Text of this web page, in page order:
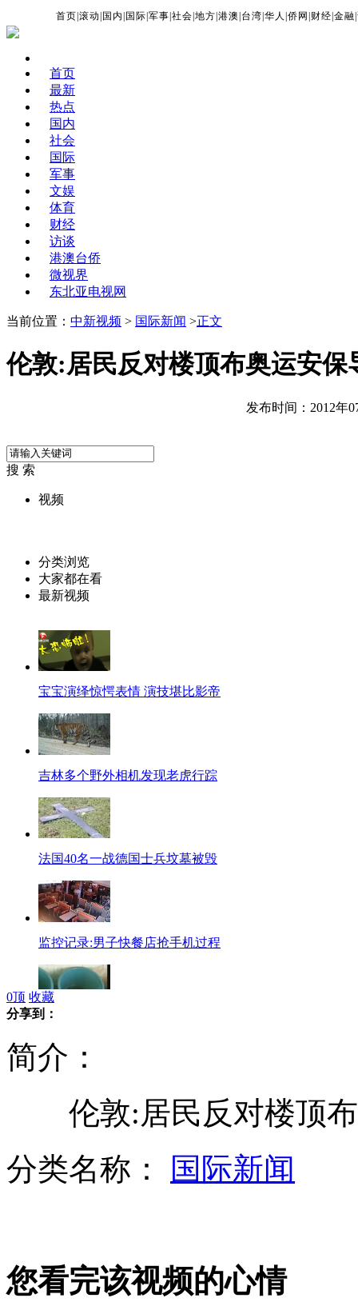
首页 |滚动 国内 国际 |军事 |社会 |地方 |港澳 台湾 |华人 |侨网 财经 |金融 |
首页
最新
热点
国内
社会
国际
军事
文娱
体育
财经
访谈
港澳台侨
微视界
东北亚电视网
当前位置： 中新视频 > 国际新闻 >正文
伦敦:居民反对楼顶布奥运安保
发布时间：2012年
搜 索
视频
分类浏览
大家都在看
最新视频
宝宝演绎惊愕表情 演技堪比影帝
吉林多个野外相机发现老虎行踪
法国40名一战德国士兵坟墓被毁
监控记录:男子快餐店抢手机过程
日老人迷路靠巧克力存活20天获救
新疆反劫机事件机组成员获重奖
0顶 收藏
分享到：
简介：
伦敦:居民反对楼顶布
分类名称：
国际新闻
您看完该视频的心情